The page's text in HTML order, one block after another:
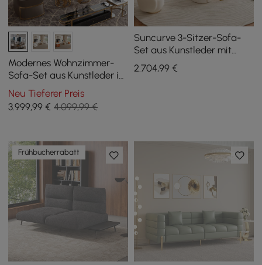
Modernes Wohnzimmer-
Sofa-Set aus Kunstleder in
Braun und Weiß, 3er-Set
Neu Tieferer Preis
3.999,99 € 4.099,99 €
Suncurve 3-Sitzer-Sofa-
Set aus Kunstleder mit
drehbaren Akzentstühlen,
2er-Set
2.704,99€
Frühbucherrabatt